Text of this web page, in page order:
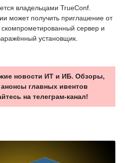
владельцами TrueConf.
может получить приглашение от
скомпрометированный сервер и
установщик.
новости ИТ и ИБ. Обзоры,
анонсы главных ивентов
на телеграм-канал!